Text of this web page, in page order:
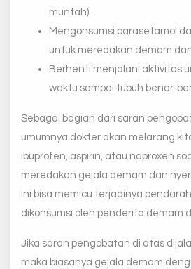
muntah).
Mengonsumsi parasetamol
untuk meredakan demam
Berhenti menjalani aktivitas
waktu sampai tubuh benar-
Sebagai bagian dari saran
umumnya dokter akan melarang
ibuprofen, aspirin, atau naproxen
meredakan gejala demam dan
ini bisa memicu terjadinya
dikonsumsi oleh penderita demam
Jika saran pengobatan di atas
maka biasanya gejala demam